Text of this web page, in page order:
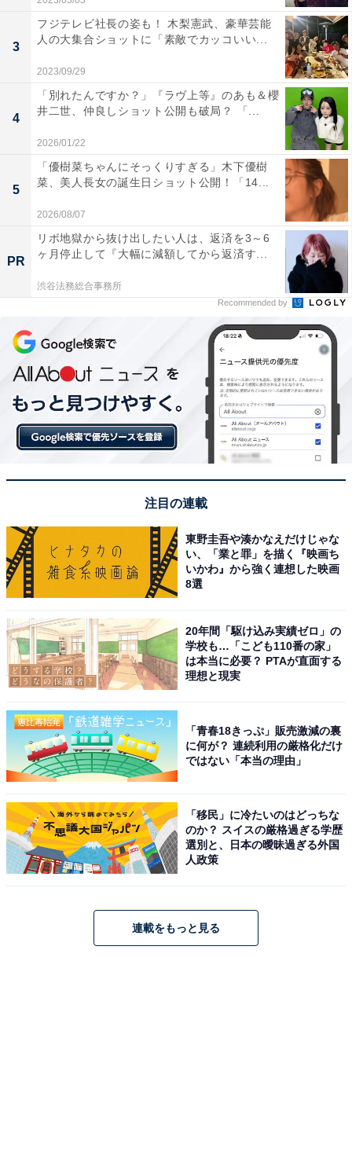
3
フジテレビ社長の姿も！ 木梨憲武、豪華芸能
人の大集合ショットに「素敵でカッコいい...
2023/09/29
4
「別れたんですか？」『ラヴ上等』のあも＆櫻
井二世、仲良しショット公開も破局？ 「...
2026/01/22
5
「優樹菜ちゃんにそっくりすぎる」木下優樹
菜、美人長女の誕生日ショット公開！「14...
2026/08/07
PR
リボ地獄から抜け出したい人は、返済を3～6
ヶ月停止して『大幅に減額してから返済す...
渋谷法務総合事務所
Recommended by
注目の連載
東野圭吾や湊かなえだけじゃな
い、「業と罪」を描く『映画ち
いかわ』から強く連想した映画
8選
20年間「駆け込み実績ゼロ」の
学校も…「こども110番の家」
は本当に必要？ PTAが直面する
理想と現実
「青春18きっぷ」販売激減の裏
に何が？ 連続利用の厳格化だけ
ではない「本当の理由」
「移民」に冷たいのはどっちな
のか？ スイスの厳格過ぎる学歴
選別と、日本の曖昧過ぎる外国
人政策
連載をもっと見る